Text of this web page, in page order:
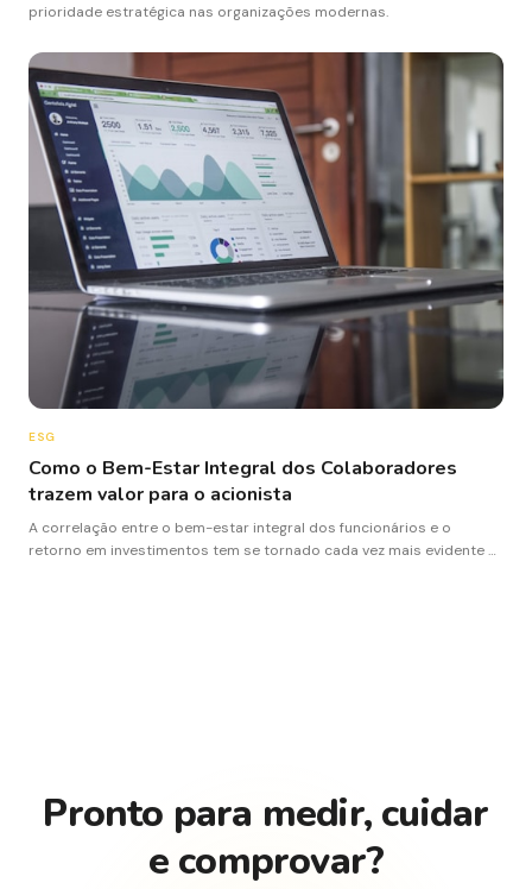
prioridade estratégica nas organizações modernas.
ESG
Como o Bem-Estar Integral dos Colaboradores
trazem valor para o acionista
A correlação entre o bem-estar integral dos funcionários e o
retorno em investimentos tem se tornado cada vez mais evidente e
Pronto para medir, cuidar
e comprovar?